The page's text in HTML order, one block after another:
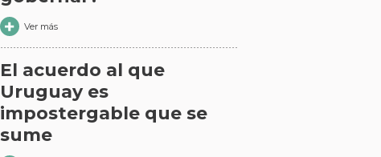
Ver más
El acuerdo al que
Uruguay es
impostergable que se
sume